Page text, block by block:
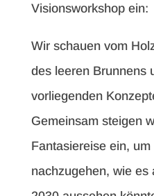
Visionsworkshop ein:
Wir schauen vom
des leeren Brunnens
vorliegenden
Gemeinsam steigen
Fantasiereise ein,
nachzugehen, wie es